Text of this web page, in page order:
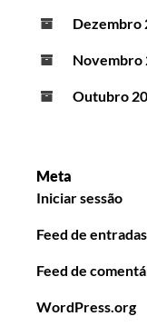
Dezembro
Novembro
Outubro
Meta
Iniciar sessão
Feed de entradas
Feed de
WordPress.org